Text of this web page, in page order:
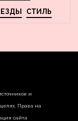
СТИЛЬ
и
Права на
сайта